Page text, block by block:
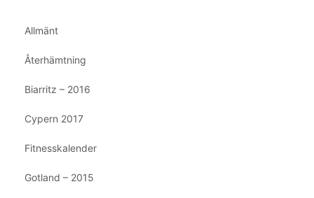
Allmänt
Återhämtning
Biarritz – 2016
Cypern 2017
Fitnesskalender
Gotland – 2015